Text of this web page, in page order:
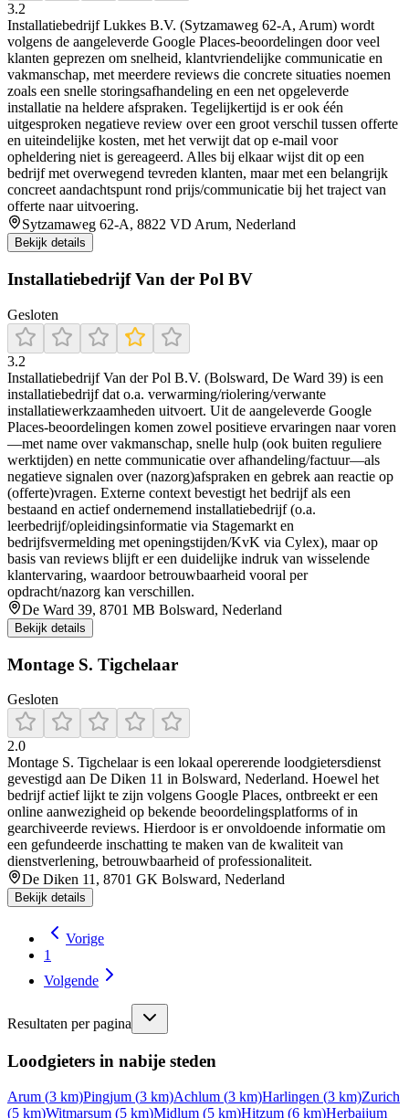
3.2
Installatiebedrijf Lukkes B.V. (Sytzamaweg 62-A, Arum) wordt
volgens de aangeleverde Google Places-beoordelingen door veel
klanten geprezen om snelheid, klantvriendelijke communicatie en
vakmanschap, met meerdere reviews die concrete situaties noemen
zoals een snelle storingsafhandeling en een net opgeleverde
installatie na heldere afspraken. Tegelijkertijd is er ook één
uitgesproken negatieve review over een groot verschil tussen offerte
en uiteindelijke kosten, met het verwijt dat op e-mail voor
opheldering niet is gereageerd. Alles bij elkaar wijst dit op een
bedrijf met overwegend tevreden klanten, maar met een belangrijk
concreet aandachtspunt rond prijs/communicatie bij het traject van
offerte naar uitvoering.
Sytzamaweg 62-A, 8822 VD Arum, Nederland
Bekijk details
Installatiebedrijf Van der Pol BV
Gesloten
3.2
Installatiebedrijf Van der Pol B.V. (Bolsward, De Ward 39) is een
installatiebedrijf dat o.a. verwarming/riolering/verwante
installatiewerkzaamheden uitvoert. Uit de aangeleverde Google
Places-beoordelingen komen zowel positieve ervaringen naar voren
—met name over vakmanschap, snelle hulp (ook buiten reguliere
werktijden) en nette communicatie over afhandeling/factuur—als
negatieve signalen over (nazorg)afspraken en gebrek aan reactie op
(offerte)vragen. Externe context bevestigt het bedrijf als een
bestaand en actief ondernemend installatiebedrijf (o.a.
leerbedrijf/opleidingsinformatie via Stagemarkt en
bedrijfsvermelding met openingstijden/KvK via Cylex), maar op
basis van reviews blijft er een duidelijke indruk van wisselende
klantervaring, waardoor betrouwbaarheid vooral per
opdracht/nazorg kan verschillen.
De Ward 39, 8701 MB Bolsward, Nederland
Bekijk details
Montage S. Tigchelaar
Gesloten
2.0
Montage S. Tigchelaar is een lokaal opererende loodgietersdienst
gevestigd aan De Diken 11 in Bolsward, Nederland. Hoewel het
bedrijf actief lijkt te zijn volgens Google Places, ontbreekt er een
online aanwezigheid op bekende beoordelingsplatforms of in
gearchiveerde reviews. Hierdoor is er onvoldoende informatie om
een gefundeerde inschatting te maken van de kwaliteit van
dienstverlening, betrouwbaarheid of professionaliteit.
De Diken 11, 8701 GK Bolsward, Nederland
Bekijk details
Vorige
1
Volgende
Resultaten per pagina
Loodgieters in nabije steden
Arum (3 km)Pingjum (3 km)Achlum (3 km)Harlingen (3 km)Zurich
(5 km)Witmarsum (5 km)Midlum (5 km)Hitzum (6 km)Herbaijum